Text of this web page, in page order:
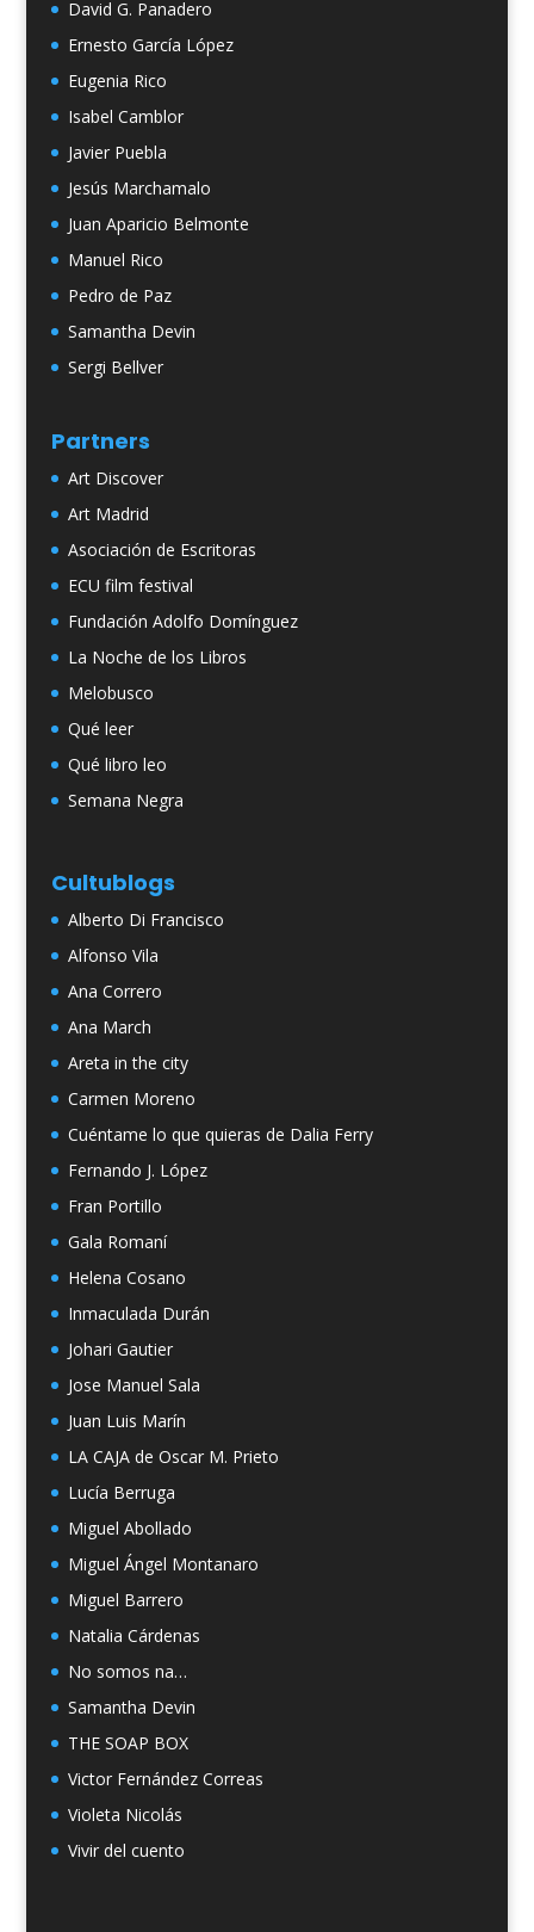
David G. Panadero
Ernesto García López
Eugenia Rico
Isabel Camblor
Javier Puebla
Jesús Marchamalo
Juan Aparicio Belmonte
Manuel Rico
Pedro de Paz
Samantha Devin
Sergi Bellver
Partners
Art Discover
Art Madrid
Asociación de Escritoras
ECU film festival
Fundación Adolfo Domínguez
La Noche de los Libros
Melobusco
Qué leer
Qué libro leo
Semana Negra
Cultublogs
Alberto Di Francisco
Alfonso Vila
Ana Correro
Ana March
Areta in the city
Carmen Moreno
Cuéntame lo que quieras de Dalia Ferry
Fernando J. López
Fran Portillo
Gala Romaní
Helena Cosano
Inmaculada Durán
Johari Gautier
Jose Manuel Sala
Juan Luis Marín
LA CAJA de Oscar M. Prieto
Lucía Berruga
Miguel Abollado
Miguel Ángel Montanaro
Miguel Barrero
Natalia Cárdenas
No somos na…
Samantha Devin
THE SOAP BOX
Victor Fernández Correas
Violeta Nicolás
Vivir del cuento